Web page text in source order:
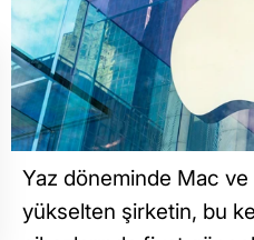
Yaz döneminde Mac ve
yükselten şirketin, bu